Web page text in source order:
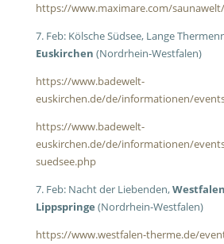
https://www.maximare.com/
7. Feb: Kölsche Südsee, Lange
Euskirchen (Nordrhein-Westfalen)
https://www.badewelt-
euskirchen.de/de/informationen/
https://www.badewelt-
euskirchen.de/de/informationen/
suedsee.php
7. Feb: Nacht der Liebenden,
Lippspringe (Nordrhein-Westfalen)
https://www.westfalen-therme.de/